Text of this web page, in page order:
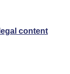
content